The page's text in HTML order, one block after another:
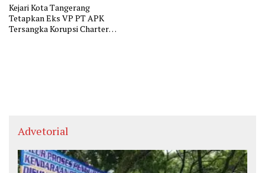
Kejari Kota Tangerang
Tetapkan Eks VP PT APK
Tersangka Korupsi Charter
Advetorial